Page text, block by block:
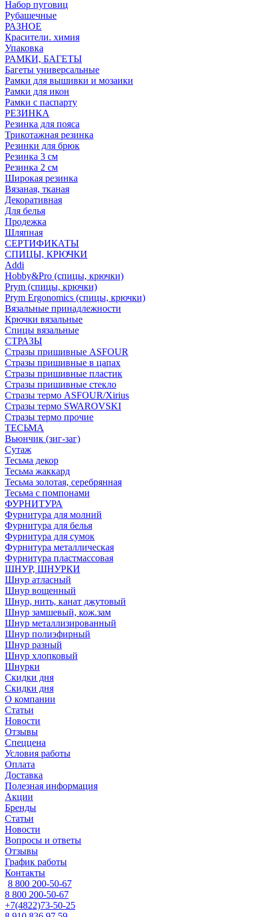
Набор пуговиц
Рубашечные
РАЗНОЕ
Красители. химия
Упаковка
РАМКИ, БАГЕТЫ
Багеты универсальные
Рамки для вышивки и мозаики
Рамки для икон
Рамки с паспарту
РЕЗИНКА
Резинка для пояса
Трикотажная резинка
Резинки для брюк
Резинка 3 см
Резинка 2 см
Широкая резинка
Вязаная, тканая
Декоративная
Для белья
Продежка
Шляпная
СЕРТИФИКАТЫ
СПИЦЫ, КРЮЧКИ
Addi
Hobby&Pro (спицы, крючки)
Prym (спицы, крючки)
Prym Ergonomics (спицы, крючки)
Вязальные принадлежности
Крючки вязальные
Спицы вязальные
СТРАЗЫ
Стразы пришивные ASFOUR
Стразы пришивные в цапах
Стразы пришивные пластик
Стразы пришивные стекло
Стразы термо ASFOUR/Xirius
Стразы термо SWAROVSKI
Стразы термо прочие
ТЕСЬМА
Вьюнчик (зиг-заг)
Сутаж
Тесьма декор
Тесьма жаккард
Тесьма золотая, серебрянная
Тесьма с помпонами
ФУРНИТУРА
Фурнитура для молний
Фурнитура для белья
Фурнитура для сумок
Фурнитура металлическая
Фурнитура пластмассовая
ШНУР, ШНУРКИ
Шнур атласный
Шнур вощенный
Шнур, нить, канат джутовый
Шнур замшевый, кож.зам
Шнур металлизированный
Шнур полиэфирный
Шнур разный
Шнур хлопковый
Шнурки
Скидки дня
Скидки дня
О компании
Статьи
Новости
Отзывы
Спеццена
Условия работы
Оплата
Доставка
Полезная информация
Акции
Бренды
Статьи
Новости
Вопросы и ответы
Отзывы
График работы
Контакты
8 800 200-50-67
8 800 200-50-67
+7(4822)73-50-25